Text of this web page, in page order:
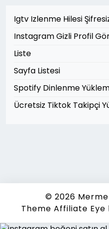
Igtv Izlenme Hilesi
Instagram Gizli Profil
Liste
Sayfa Listesi
Spotify Dinlenme
Ücretsiz Tiktok Takipçi
© 2026
Theme Affiliate Eye